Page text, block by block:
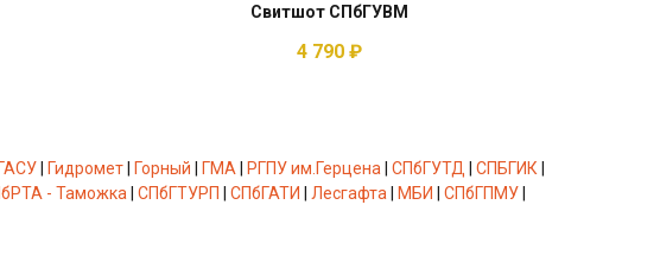
Свитшот СПбГУВМ
4 790 ₽
| Гидромет| Горный | ГМА | РГПУ им.Герцена | СПбГУТД | СПБГИК |
- Таможка | СПбГТУРП | СПбГАТИ | Лесгафта | МБИ | СПбГПМУ|